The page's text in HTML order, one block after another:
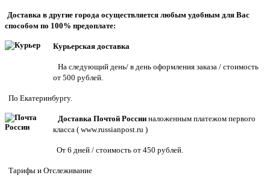
Доставка в другие города осуществляется любым удобным для Вас
способом по 100% предоплате:
Курьерская доставка
На следующий день/ в день оформления заказа / стоимость
от 500 рублей.
По Екатеринбургу.
Доставка Почтой России наложенным платежом первого
класса ( www.russianpost.ru )
От 6 дней / стоимость от 450 рублей.
Тарифы и Отслеживание